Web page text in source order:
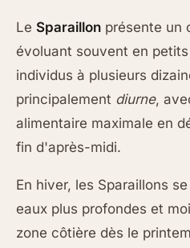
Le Sparaillon présente un
évoluant souvent en
individus à plusieurs
principalement diurne,
alimentaire maximale en
fin d'après-midi.
En hiver, les Sparaillons
eaux plus profondes et
zone côtière dès le